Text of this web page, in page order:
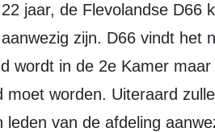
zijn. D66 vindt het
wordt in de 2e Kamer
moet worden. Uiteraard
leden van de afdeling